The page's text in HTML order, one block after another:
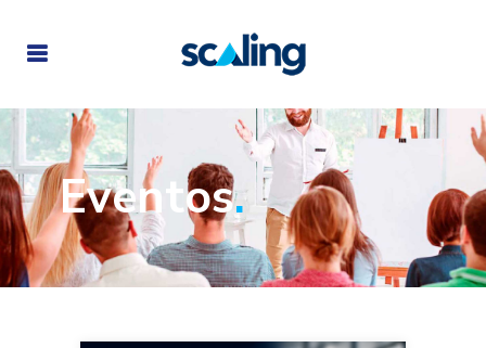
Eventos.